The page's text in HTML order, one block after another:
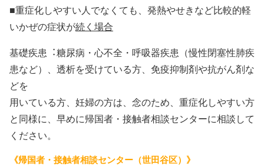
■重症化しやすい人でなくても、発熱やせきなど比較的軽
いかぜの症状が続く場合
基礎疾患︓糖尿病・心不全・呼吸器疾患（慢性閉塞性肺疾
患など）、透析を受けている方、免疫抑制剤や抗がん剤な
どを
⽤いている方、妊婦の方は、念のため、重症化しやすい方
と同様に、早めに帰国者・接触者相談センターに相談して
ください。
《帰国者・接触者相談センター（世田谷区）》